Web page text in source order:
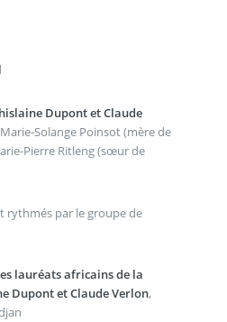
Dupont et Claude
Solange Poinsot (mère de
Pierre Ritleng (sœur de
rythmés par le groupe de
lauréats africains de la
Dupont et Claude Verlon,